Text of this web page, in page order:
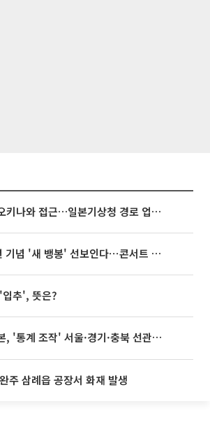
태풍 '돌핀' 오키나와 접근…일본기상청 경로 업데이트
빅뱅, 20주년 기념 '새 뱅봉' 선보인다⋯콘서트 앞두고 팝업 개최
추', 뜻은?
계 조작' 서울·경기·충북 선관위 등 추가 압수수색
주 삼례읍 공장서 화재 발생